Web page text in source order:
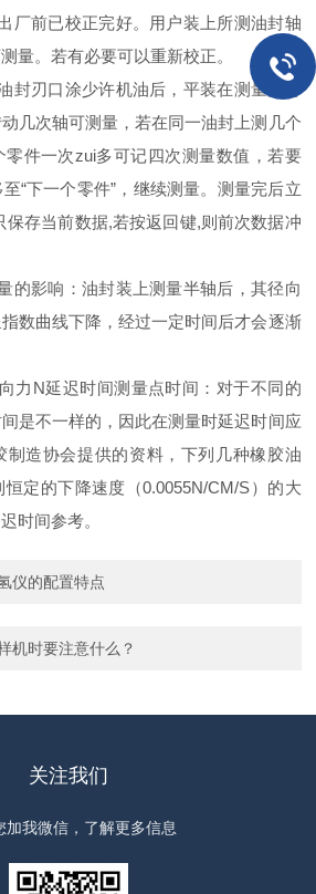
前已校正完好。用户装上所测油封轴
量。若有必要可以重新校正。
刃口涂少许机油后，平装在测量用芯
几次轴可测量，若在同一油封上测几个
零件一次zui多可记四次测量数值，若要
“下一个零件”，继续测量。测量完后立
保存当前数据,若按返回键,则前次数据冲
影响：油封装上测量半轴后，其径向
数曲线下降，经过一定时间后才会逐渐
N延迟时间测量点时间：对于不同的
是不一样的，因此在测量时延迟时间应
制造协会提供的资料，下列几种橡胶油
定的下降速度（0.0055N/CM/S）的大
时间参考。
仪的配置特点
机时要注意什么？
关注我们
加我微信，了解更多信息